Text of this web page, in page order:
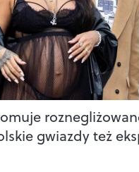
gwiazdy też